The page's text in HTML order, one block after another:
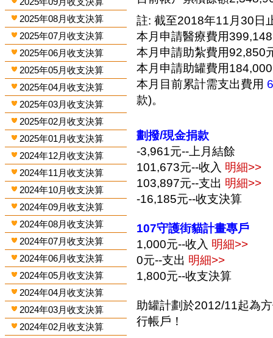
2025年08月收支決算
2025年07月收支決算
2025年06月收支決算
2025年05月收支決算
2025年04月收支決算
2025年03月收支決算
2025年02月收支決算
2025年01月收支決算
2024年12月收支決算
2024年11月收支決算
2024年10月收支決算
2024年09月收支決算
2024年08月收支決算
2024年07月收支決算
2024年06月收支決算
2024年05月收支決算
2024年04月收支決算
2024年03月收支決算
2024年02月收支決算
註: 截至2018年11月30日
本月申請醫療費用
本月申請助紮費用92,850
本月申請助罐費用
本月目前累計需支出費用
款)。
劃撥/現金捐款
-3,961元--上月結餘
101,673元--收入 明細>>
103,897元--支出 明細>>
-16,185元--收支決算
107守護街貓計畫專戶
1,000元--收入 明細>>
0元--支出 明細>>
1,800元--收支決算
助罐計劃於2012/11起為
行帳戶！